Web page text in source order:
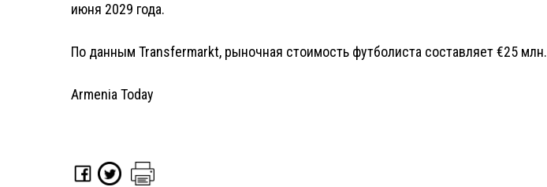
июня 2029 года.
По данным Transfermarkt, рыночная стоимость футболиста составляет €25 млн.
Armenia Today